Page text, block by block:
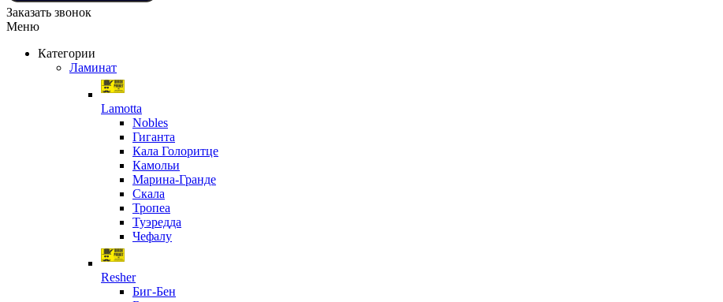
Заказать звонок
Меню
Категории
Ламинат
Lamotta
Nobles
Гиганта
Кала Голоритце
Камольи
Марина-Гранде
Скала
Тропеа
Туэредда
Чефалу
Resher
Биг-Бен